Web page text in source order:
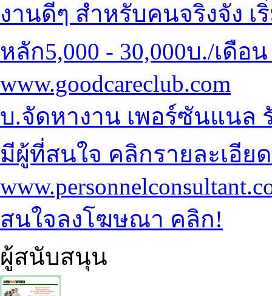
งานดีๆ สำหรับคนจริงจัง เ
หลัก5,000 - 30,000บ./เดื
www.goodcareclub.com
บ.จัดหางาน เพอร์ซันแนล
มีผู้ที่สนใจ คลิกรายละเอีย
สนใจลงโฆษณา คลิก!
ผู้สนับสนุน